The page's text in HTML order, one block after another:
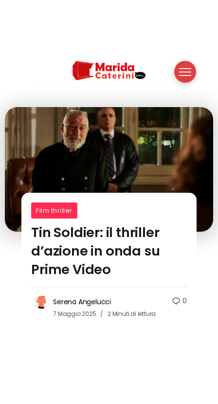
Film thriller
Tin Soldier: il thriller
d’azione in onda su
Prime Video
Serena Angelucci
7 Maggio 2025 2 Minuti di lettura
0